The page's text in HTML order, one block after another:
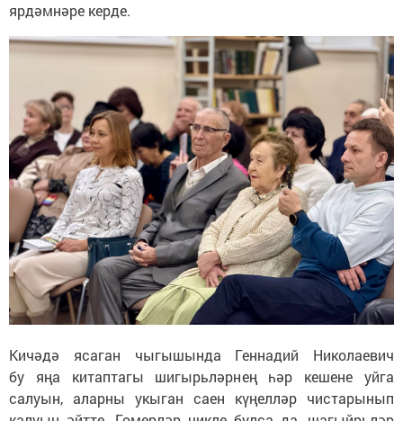
ярдәмнәре керде.
Кичәдә ясаган чыгышында Геннадий Николаевич
бу яңа китаптагы шигырьләрнең һәр кешене уйга
салуын, аларны укыган саен күңелләр чистарынып